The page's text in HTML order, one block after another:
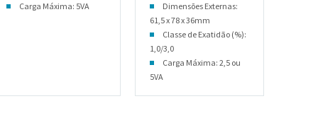
Carga Máxima: 5VA
Dimensões Externas:
61,5 x 78 x 36mm
Classe de Exatidão (%):
1,0/3,0
Carga Máxima: 2,5 ou
5VA